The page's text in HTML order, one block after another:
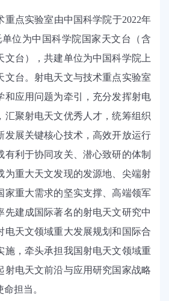
重点实验室由中国科学院于2022年
位为中国科学院国家天文台（含
文台），共建单位为中国科学院上
文台。射电天文与技术重点实验室
和应用问题为牵引，充分发挥射电
汇聚射电天文优秀人才，统筹组织
发展关键核心技术，高效开放运行
有利于协同攻关、潜心致研的体制
为重大天文发现的发源地、尖端射
家重大需求的坚实支撑、高端领军
先建成国际著名的射电天文研究中
电天文领域重大发展规划和国际合
施，牵头承担我国射电天文领域重
射电天文前沿与应用研究国家战略
担当。